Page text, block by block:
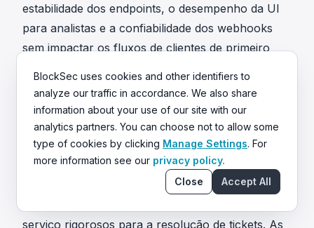
estabilidade dos endpoints, o desempenho da UI
para analistas e a confiabilidade dos webhooks
sem impactar os fluxos de clientes de primeiro
do sistema com incidentes legados documentados.
A fase de ajuste de lógica calibra a geração de
alertas. O pessoal de conformidade ajusta os
limiares mínimos em moeda fiduciária, distâncias
de proximidade, categorias de entidades e gatilhos
automatizados de escalonamento. Os gerentes de
serviço rigorosos para a resolução de tickets. As
BlockSec uses cookies and other identifiers to
analyze our traffic in accordance. We also share
information about your use of our site with our
analytics partners. You can choose not to allow some
type of cookies by clicking Manage Settings. For
more information see our privacy policy.
Close
Accept All